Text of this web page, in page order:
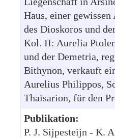
Haus, einer
des Dioskoros und
Kol. II: Aurelia
und der Demetria,
Bithynon, verkauft
Aurelius Philippos,
Thaisarion, für den
Publikation:
P. J. Sijpesteijn - K.